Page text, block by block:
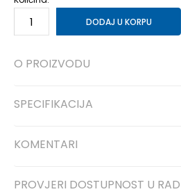
DODAJ U KORPU
O PROIZVODU
SPECIFIKACIJA
KOMENTARI
PROVJERI DOSTUPNOST U